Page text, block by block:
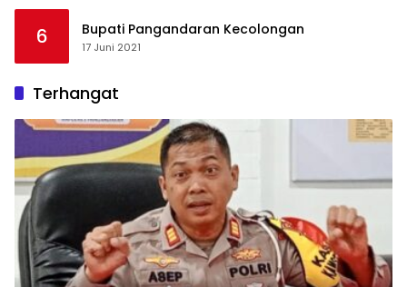
6 Bupati Pangandaran Kecolongan
17 Juni 2021
Terhangat